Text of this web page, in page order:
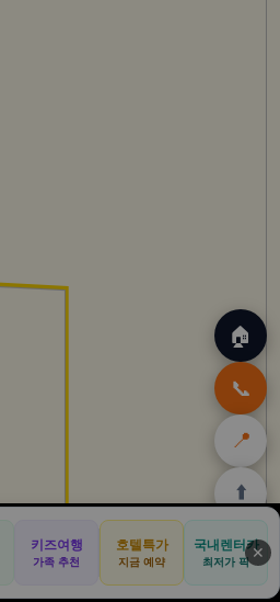
🏠
📞
📍
⬆️
🛡️
여행
🛒
테무
쿠폰
🎁
아마존
할인
키즈여행
가족 추천
호텔특가
지금 예약
국내렌터카
최저가 픽 ✕